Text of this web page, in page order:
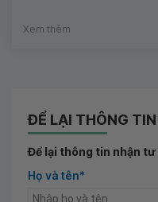
Xem thêm
ĐỂ LẠI THÔNG
Để lại thông tin nhận tư
Họ và tên*